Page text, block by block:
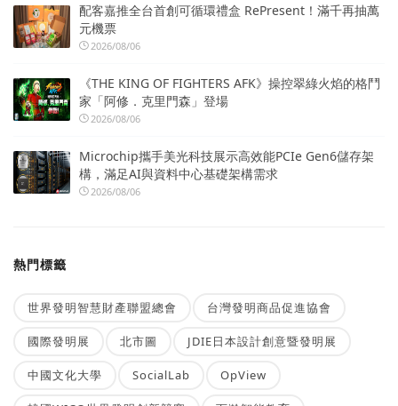
配客嘉推全台首創可循環禮盒 RePresent！滿千再抽萬
元機票
2026/08/06
《THE KING OF FIGHTERS AFK》操控翠綠火焰的格鬥
家「阿修．克里門森」登場
2026/08/06
Microchip攜手美光科技展示高效能PCIe Gen6儲存架
構，滿足AI與資料中心基礎架構需求
2026/08/06
熱門標籤
世界發明智慧財產聯盟總會 台灣發明商品促進協會
國際發明展 北市圖 JDIE日本設計創意暨發明展
中國文化大學 SocialLab OpView